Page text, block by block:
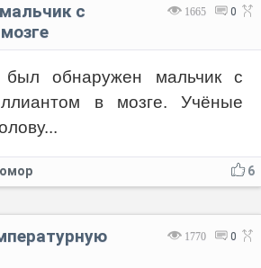
1665 0
с
был обнаружен мальчик с
в мозге. Учёные
6
1770 0